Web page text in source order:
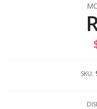
SKU: